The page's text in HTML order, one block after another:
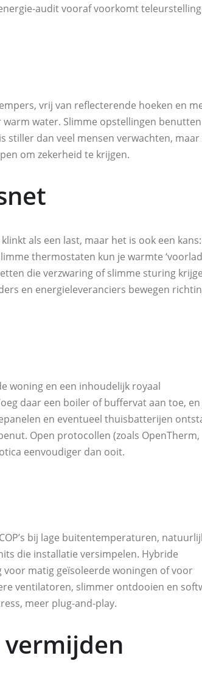
audit vooraf voorkomt
vrij van reflecterende hoeken en
water. Slimme opstellingen benutten
stiller dan veel mensen verwachten, maar
om zekerheid te krijgen.
als een last, maar het is ook een kans:
thermostaten kun je warmte
die verzwaring of slimme sturing
en energieleveranciers bewegen
woning en een inhoudelijk royaal
daar een boiler of buffervat aan toe, en
en eventueel thuisbatterijen
Open protocollen (zoals OpenTherm,
eenvoudiger dan ooit.
bij lage buitentemperaturen,
die installatie versimpelen. Hybride
matig geïsoleerde woningen of voor
ventilatoren, slimmer ontdooien en
meer plug-and-play.
vermijden